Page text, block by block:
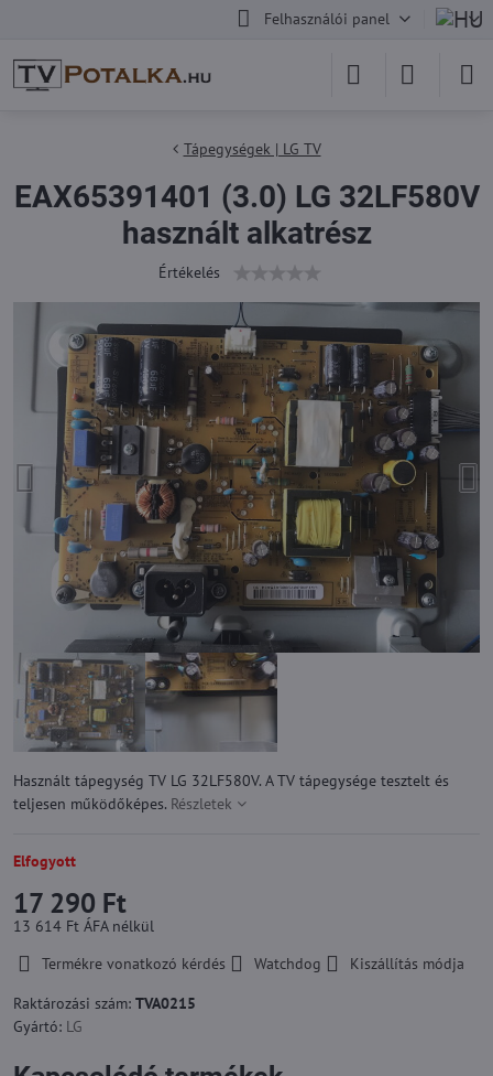
Felhasználói panel
Tápegységek | LG TV
EAX65391401 (3.0) LG 32LF580V
használt alkatrész
Értékelés
Használt tápegység TV LG 32LF580V. A TV tápegysége tesztelt és
teljesen működőképes. Részletek
Elfogyott
17 290 Ft
13 614 Ft ÁFA nélkül
Termékre vonatkozó kérdés
Watchdog
Kiszállítás módja
Raktározási szám: TVA0215
Gyártó: LG